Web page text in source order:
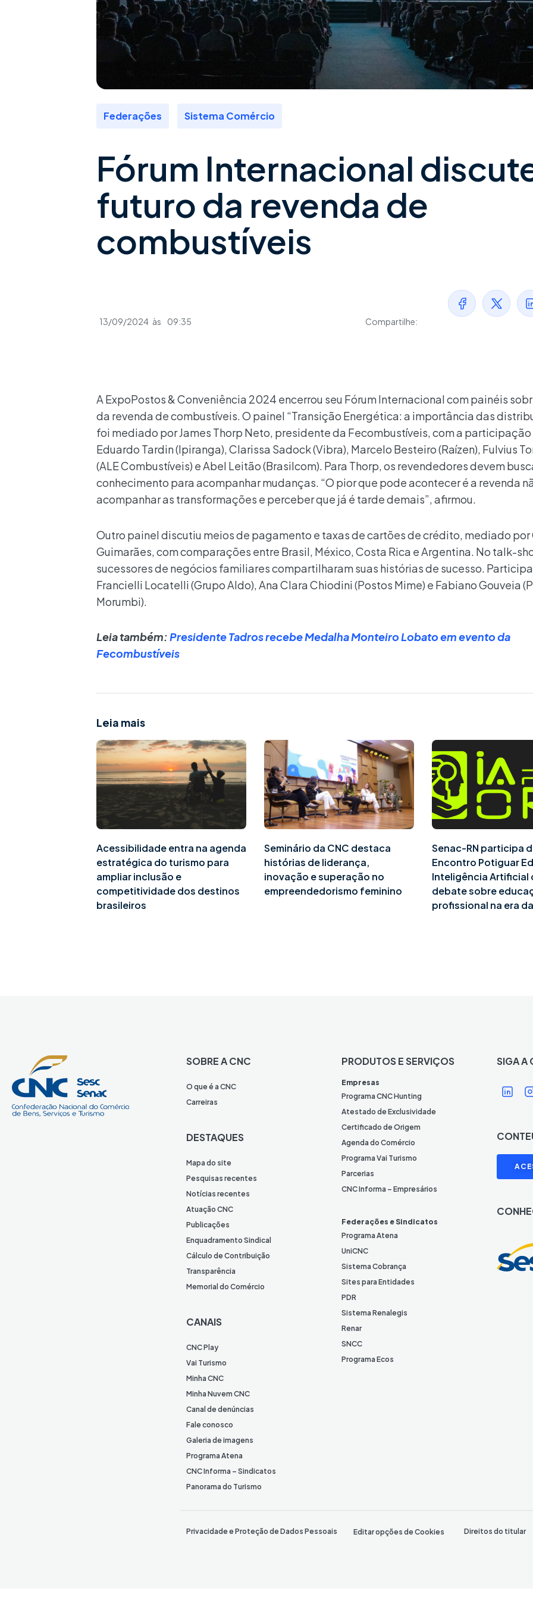
Federações Sistema Comércio
Fórum Internacional
futuro da revenda de
combustíveis
13/09/2024 às 09:35 Compartilhe:
A ExpoPostos & Conveniência 2024 encerrou seu Fórum Internacional com painéis
da revenda de combustíveis. O painel “Transição Energética: a importância das
foi mediado por James Thorp Neto, presidente da Fecombustíveis, com a
Eduardo Tardin (Ipiranga), Clarissa Sadock (Vibra), Marcelo Besteiro (Raízen), Fulvius
(ALE Combustíveis) e Abel Leitão (Brasilcom). Para Thorp, os revendedores devem
conhecimento para acompanhar mudanças. “O pior que pode acontecer é a revenda
acompanhar as transformações e perceber que já é tarde demais”, afirmou.
Outro painel discutiu meios de pagamento e taxas de cartões de crédito, mediado por
Guimarães, com comparações entre Brasil, México, Costa Rica e Argentina. No talk-
sucessores de negócios familiares compartilharam suas histórias de sucesso.
Francielli Locatelli (Grupo Aldo), Ana Clara Chiodini (Postos Mime) e Fabiano Gouveia
Morumbi).
Leia também:Presidente Tadros recebe Medalha Monteiro Lobato em evento da
Fecombustíveis
Leia mais
Acessibilidade entra na agenda
estratégica do turismo para
ampliar inclusão e
competitividade dos destinos
brasileiros
Seminário da CNC destaca
histórias de liderança,
inovação e superação no
empreendedorismo feminino
Senac-RN participa
Encontro Potiguar
Inteligência Artificial
debate sobre
profissional na era
SOBRE A CNC
O que é a CNC
Carreiras
DESTAQUES
Mapa do site
Pesquisas recentes
Notícias recentes
Atuação CNC
Publicações
Enquadramento Sindical
Cálculo de Contribuição
Transparência
Memorial do Comércio
CANAIS
CNC Play
Vai Turismo
Minha CNC
Minha Nuvem CNC
Canal de denúncias
Fale conosco
Galeria de imagens
Programa Atena
CNC Informa – Sindicatos
Panorama do Turismo
PRODUTOS E SERVIÇOS
Empresas
Programa CNC Hunting
Atestado de Exclusividade
Certificado de Origem
Agenda do Comércio
Programa Vai Turismo
Parcerias
CNC Informa – Empresários
Federações e Sindicatos
Programa Atena
UniCNC
Sistema Cobrança
Sites para Entidades
PDR
Sistema Renalegis
Renar
SNCC
Programa Ecos
SIGA A
Í
c
n
e
L
i
k
e
I
n
Í
I
Privacidade e Proteção de Dados Pessoais Editar opções de Cookies Direitos do titular